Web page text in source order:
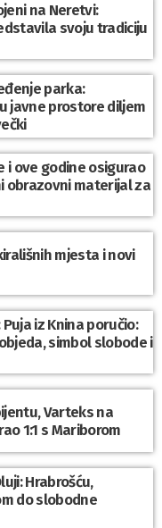
na Neretvi:
svoju tradiciju
parka:
javne prostore diljem
i ove godine osigurao
obrazovni materijal za
mjesta i novi
iz Knina poručio:
simbol slobode i
Varteks na
1:1 s Mariborom
Hrabrošću,
do slobodne